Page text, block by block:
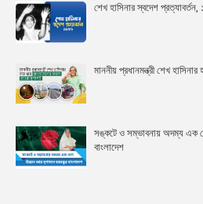
শেখ হাসিনার স্বদেশ প্রত্যাবর্তন,
মাননীয় প্রধানমন্ত্রী শেখ
সঙ্কটে ও সম্ভাবনায় অদম্য এক
বাংলাদেশ